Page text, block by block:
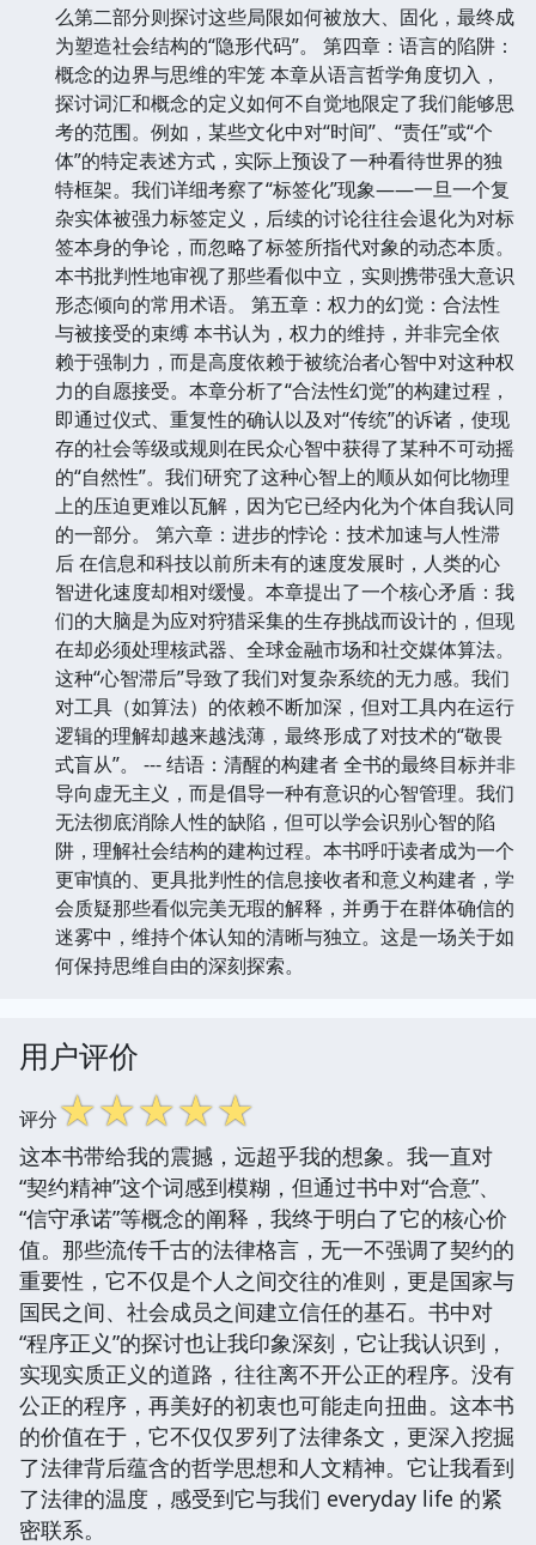
么第二部分则探讨这些局限如何被放大、固化，最终成
为塑造社会结构的“隐形代码”。 第四章：语言的陷阱：
概念的边界与思维的牢笼 本章从语言哲学角度切入，
探讨词汇和概念的定义如何不自觉地限定了我们能够思
考的范围。例如，某些文化中对“时间”、“责任”或“个
体”的特定表述方式，实际上预设了一种看待世界的独
特框架。我们详细考察了“标签化”现象——一旦一个复
杂实体被强力标签定义，后续的讨论往往会退化为对标
签本身的争论，而忽略了标签所指代对象的动态本质。
本书批判性地审视了那些看似中立，实则携带强大意识
形态倾向的常用术语。 第五章：权力的幻觉：合法性
与被接受的束缚 本书认为，权力的维持，并非完全依
赖于强制力，而是高度依赖于被统治者心智中对这种权
力的自愿接受。本章分析了“合法性幻觉”的构建过程，
即通过仪式、重复性的确认以及对“传统”的诉诸，使现
存的社会等级或规则在民众心智中获得了某种不可动摇
的“自然性”。我们研究了这种心智上的顺从如何比物理
上的压迫更难以瓦解，因为它已经内化为个体自我认同
的一部分。 第六章：进步的悖论：技术加速与人性滞
后 在信息和科技以前所未有的速度发展时，人类的心
智进化速度却相对缓慢。本章提出了一个核心矛盾：我
们的大脑是为应对狩猎采集的生存挑战而设计的，但现
在却必须处理核武器、全球金融市场和社交媒体算法。
这种“心智滞后”导致了我们对复杂系统的无力感。我们
对工具（如算法）的依赖不断加深，但对工具内在运行
逻辑的理解却越来越浅薄，最终形成了对技术的“敬畏
式盲从”。 --- 结语：清醒的构建者 全书的最终目标并非
导向虚无主义，而是倡导一种有意识的心智管理。我们
无法彻底消除人性的缺陷，但可以学会识别心智的陷
阱，理解社会结构的建构过程。本书呼吁读者成为一个
更审慎的、更具批判性的信息接收者和意义构建者，学
会质疑那些看似完美无瑕的解释，并勇于在群体确信的
迷雾中，维持个体认知的清晰与独立。这是一场关于如
何保持思维自由的深刻探索。
用户评价
评分☆☆☆☆☆
这本书带给我的震撼，远超乎我的想象。我一直对
“契约精神”这个词感到模糊，但通过书中对“合意”、
“信守承诺”等概念的阐释，我终于明白了它的核心价
值。那些流传千古的法律格言，无一不强调了契约的
重要性，它不仅是个人之间交往的准则，更是国家与
国民之间、社会成员之间建立信任的基石。书中对
“程序正义”的探讨也让我印象深刻，它让我认识到，
实现实质正义的道路，往往离不开公正的程序。没有
公正的程序，再美好的初衷也可能走向扭曲。这本书
的价值在于，它不仅仅罗列了法律条文，更深入挖掘
了法律背后蕴含的哲学思想和人文精神。它让我看到
了法律的温度，感受到它与我们 everyday life 的紧
密联系。